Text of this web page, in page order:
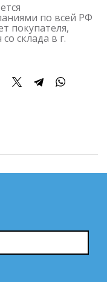
по всей РФ
покупателя,
склада в г.